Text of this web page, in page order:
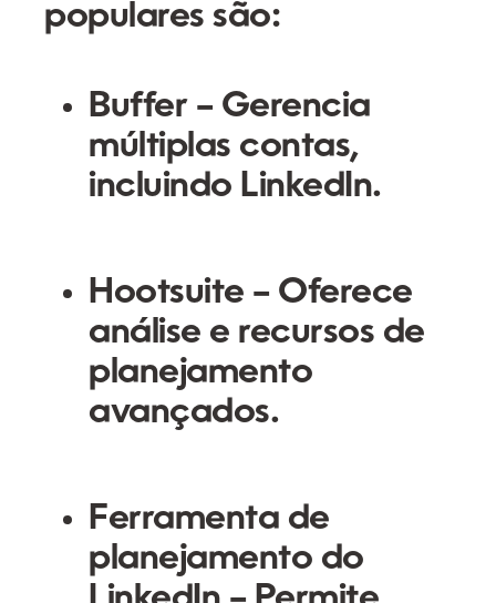
populares são:
Buffer– Gerencia
múltiplas contas,
incluindo LinkedIn.
Hootsuite – Oferece
análise e recursos de
planejamento
avançados.
Ferramenta de
planejamento do